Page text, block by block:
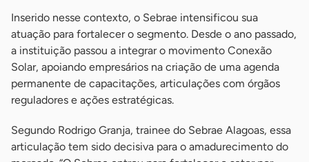
Inserido nesse contexto, o Sebrae intensificou sua
atuação para fortalecer o segmento. Desde o ano passado,
a instituição passou a integrar o movimento Conexão
Solar, apoiando empresários na criação de uma agenda
permanente de capacitações, articulações com órgãos
reguladores e ações estratégicas.
Segundo Rodrigo Granja, trainee do Sebrae Alagoas, essa
articulação tem sido decisiva para o amadurecimento do